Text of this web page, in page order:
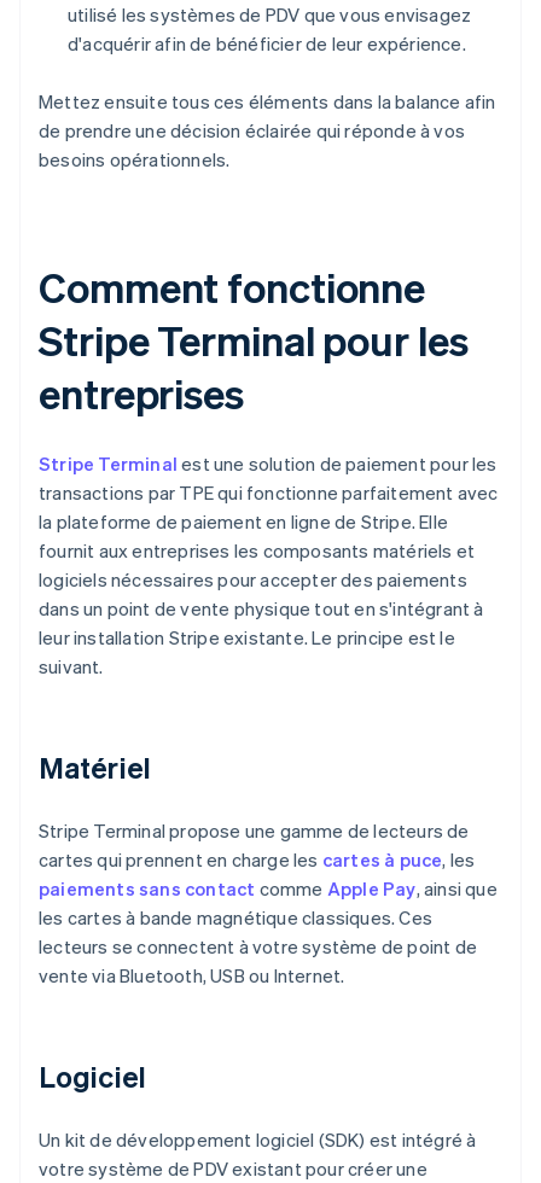
utilisé les systèmes de PDV que vous envisagez
d'acquérir afin de bénéficier de leur expérience.
Mettez ensuite tous ces éléments dans la balance afin
de prendre une décision éclairée qui réponde à vos
besoins opérationnels.
Comment fonctionne
Stripe Terminal pour les
entreprises
Stripe Terminal est une solution de paiement pour les
transactions par TPE qui fonctionne parfaitement avec
la plateforme de paiement en ligne de Stripe. Elle
fournit aux entreprises les composants matériels et
logiciels nécessaires pour accepter des paiements
dans un point de vente physique tout en s'intégrant à
leur installation Stripe existante. Le principe est le
suivant.
Matériel
Stripe Terminal propose une gamme de lecteurs de
cartes qui prennent en charge les cartes à puce, les
paiements sans contact comme Apple Pay, ainsi que
les cartes à bande magnétique classiques. Ces
lecteurs se connectent à votre système de point de
vente via Bluetooth, USB ou Internet.
Logiciel
Un kit de développement logiciel (SDK) est intégré à
votre système de PDV existant pour créer une